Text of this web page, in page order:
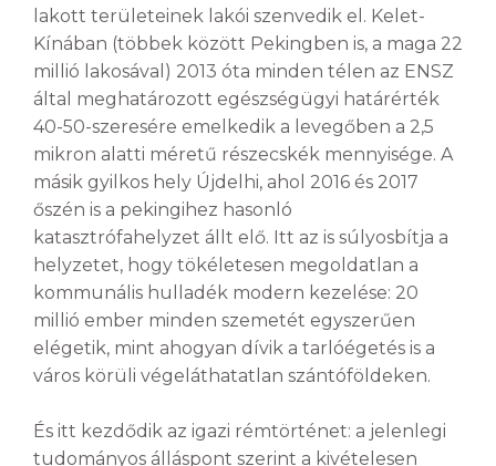
lakott területeinek lakói szenvedik el. Kelet-
Kínában (többek között Pekingben is, a maga 22
millió lakosával) 2013 óta minden télen az ENSZ
által meghatározott egészségügyi határérték
40-50-szeresére emelkedik a levegőben a 2,5
mikron alatti méretű részecskék mennyisége. A
másik gyilkos hely Újdelhi, ahol 2016 és 2017
őszén is a pekingihez hasonló
katasztrófahelyzet állt elő. Itt az is súlyosbítja a
helyzetet, hogy tökéletesen megoldatlan a
kommunális hulladék modern kezelése: 20
millió ember minden szemetét egyszerűen
elégetik, mint ahogyan dívik a tarlóégetés is a
város körüli végeláthatatlan szántóföldeken.
És itt kezdődik az igazi rémtörténet: a jelenlegi
tudományos álláspont szerint a kivételesen